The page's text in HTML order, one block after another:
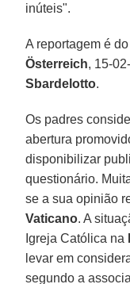
inúteis".
A reportagem é
Österreich, 15-
Sbardelotto.
Os padres
abertura
disponibilizar
questionário.
se a sua opinião
Vaticano. A
Igreja Católica na
levar em
segundo a